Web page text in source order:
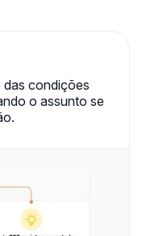
condições
o assunto se